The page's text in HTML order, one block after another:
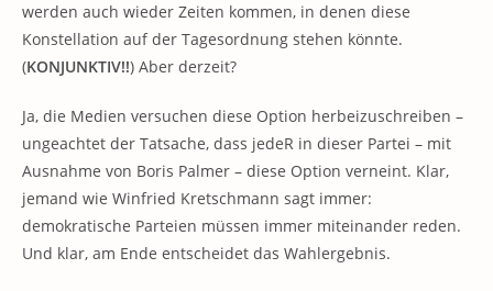
werden auch wieder Zeiten kommen, in denen diese
Konstellation auf der Tagesordnung stehen könnte.
(KONJUNKTIV!!) Aber derzeit?
Ja, die Medien versuchen diese Option herbeizuschreiben –
ungeachtet der Tatsache, dass jedeR in dieser Partei – mit
Ausnahme von Boris Palmer – diese Option verneint. Klar,
jemand wie Winfried Kretschmann sagt immer:
demokratische Parteien müssen immer miteinander reden.
Und klar, am Ende entscheidet das Wahlergebnis.